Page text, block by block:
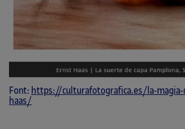
Font: https://culturafotografica.es/la-magia-
haas/